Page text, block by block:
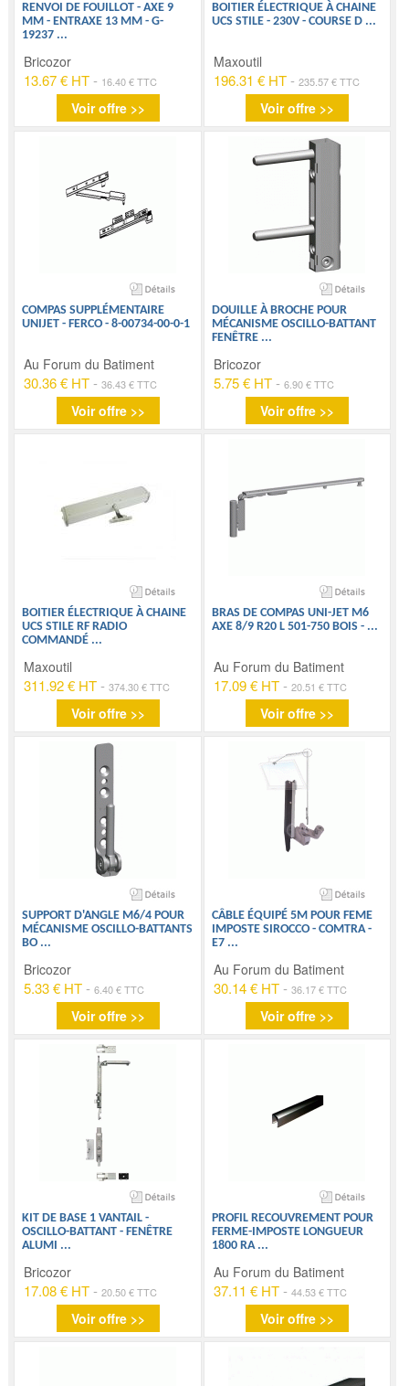
RENVOI DE FOUILLOT - AXE 9
MM - ENTRAXE 13 MM - G-
19237 ...
Bricozor
13.67 € HT - 16.40 € TTC
Voir offre >>
BOITIER ÉLECTRIQUE À CHAINE
UCS STILE - 230V - COURSE D ...
Maxoutil
196.31 € HT- 235.57 € TTC
Voir offre >>
COMPAS SUPPLÉMENTAIRE
UNIJET - FERCO - 8-00734-00-0-1
Au Forum du Batiment
30.36 € HT -36.43 € TTC
Voir offre >>
DOUILLE À BROCHE POUR
MÉCANISME OSCILLO-BATTANT
FENÊTRE ...
Bricozor
5.75 € HT- 6.90 € TTC
Voir offre >>
BOITIER ÉLECTRIQUE À CHAINE
UCS STILE RF RADIO
COMMANDÉ ...
Maxoutil
311.92 € HT -374.30 € TTC
Voir offre >>
BRAS DE COMPAS UNI-JET M6
AXE 8/9 R20 L 501-750 BOIS - ...
Au Forum du Batiment
17.09 € HT- 20.51 € TTC
Voir offre >>
SUPPORT D'ANGLE M6/4 POUR
MÉCANISME OSCILLO-BATTANTS
BO ...
Bricozor
5.33 € HT -6.40 € TTC
Voir offre >>
CÂBLE ÉQUIPÉ 5M POUR FEME
IMPOSTE SIROCCO - COMTRA -
E7 ...
Au Forum du Batiment
30.14 € HT- 36.17 € TTC
Voir offre >>
KIT DE BASE 1 VANTAIL -
OSCILLO-BATTANT - FENÊTRE
ALUMI ...
Bricozor
17.08 € HT -20.50 € TTC
Voir offre >>
PROFIL RECOUVREMENT POUR
FERME-IMPOSTE LONGUEUR
1800 RA ...
Au Forum du Batiment
37.11 € HT- 44.53 € TTC
Voir offre >>